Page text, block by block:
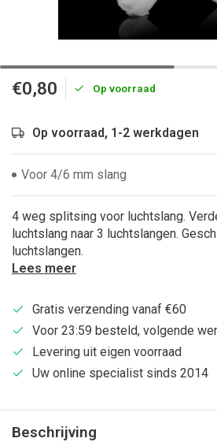
€0,80 Op voorraad
Op voorraad, 1-2 werkdagen
Voor 4/6 mm slang
4 weg splitsing voor luchtslang.
luchtslang naar 3 luchtslangen.
luchtslangen.
Lees meer
Gratis verzending vanaf €60
Voor 23:59 besteld, volgende
Levering uit eigen voorraad
Uw online specialist sinds 2014
Beschrijving